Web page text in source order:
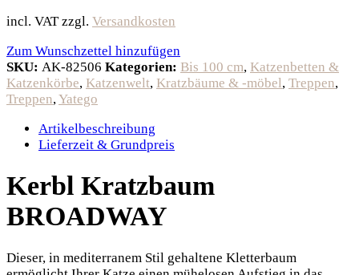
incl. VAT zzgl. Versandkosten
Zum Wunschzettel hinzufügen
SKU: AK-82506 Kategorien: Bis 100 cm, Katzenbetten &
Katzenkörbe, Katzenwelt, Kratzbäume & -möbel, Treppen,
Treppen, Yatego
Artikelbeschreibung
Lieferzeit & Grundpreis
Kerbl Kratzbaum
BROADWAY
Dieser, in mediterranem Stil gehaltene Kletterbaum